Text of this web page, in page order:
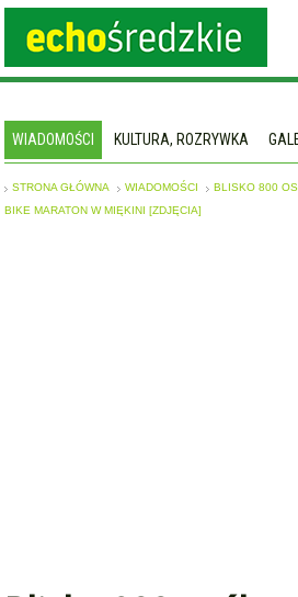
WIADOMOŚCI KULTURA, ROZRYWKA
STRONA GŁÓWNA WIADOMOŚCI
BLISKO 800
BIKE MARATON W MIĘKINI [ZDJĘCIA]